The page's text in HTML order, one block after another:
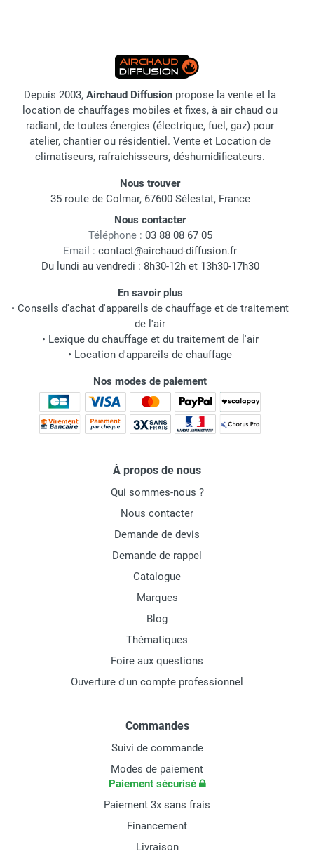
Depuis 2003, Airchaud Diffusion propose la vente et la
location de chauffages mobiles et fixes, à air chaud ou
radiant, de toutes énergies (électrique, fuel, gaz) pour
atelier, chantier ou résidentiel. Vente et Location de
climatiseurs, rafraichisseurs, déshumidificateurs.
Nous trouver
35 route de Colmar, 67600 Sélestat, France
Nous contacter
Téléphone : 03 88 08 67 05
Email : contact@airchaud-diffusion.fr
Du lundi au vendredi : 8h30-12h et 13h30-17h30
En savoir plus
• Conseils d'achat d'appareils de chauffage et de traitement
de l'air
• Lexique du chauffage et du traitement de l'air
• Location d'appareils de chauffage
Nos modes de paiement
À propos de nous
Qui sommes-nous ?
Nous contacter
Demande de devis
Demande de rappel
Catalogue
Marques
Blog
Thématiques
Foire aux questions
Ouverture d'un compte professionnel
Commandes
Suivi de commande
Modes de paiement
Paiement sécurisé
Paiement 3x sans frais
Financement
Livraison